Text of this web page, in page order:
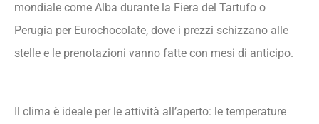
Non Visitare Piccole Località Balneari a
Non Dimenticare di Verificare Chiusure
mondiale come Alba durante la Fiera del Tartufo o
Perugia per Eurochocolate, dove i prezzi schizzano alle
stelle e le prenotazioni vanno fatte con mesi di anticipo.
Il clima è ideale per le attività all’aperto: le temperature